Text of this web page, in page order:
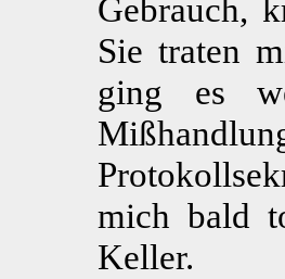
Gebrauch,
Sie traten
ging es
mich bald
Keller.